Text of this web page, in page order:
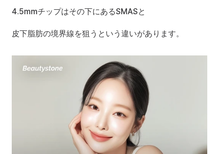
4.5mmチップはその下にあるSMASと
皮下脂肪の境界線を狙うという違いがあります。